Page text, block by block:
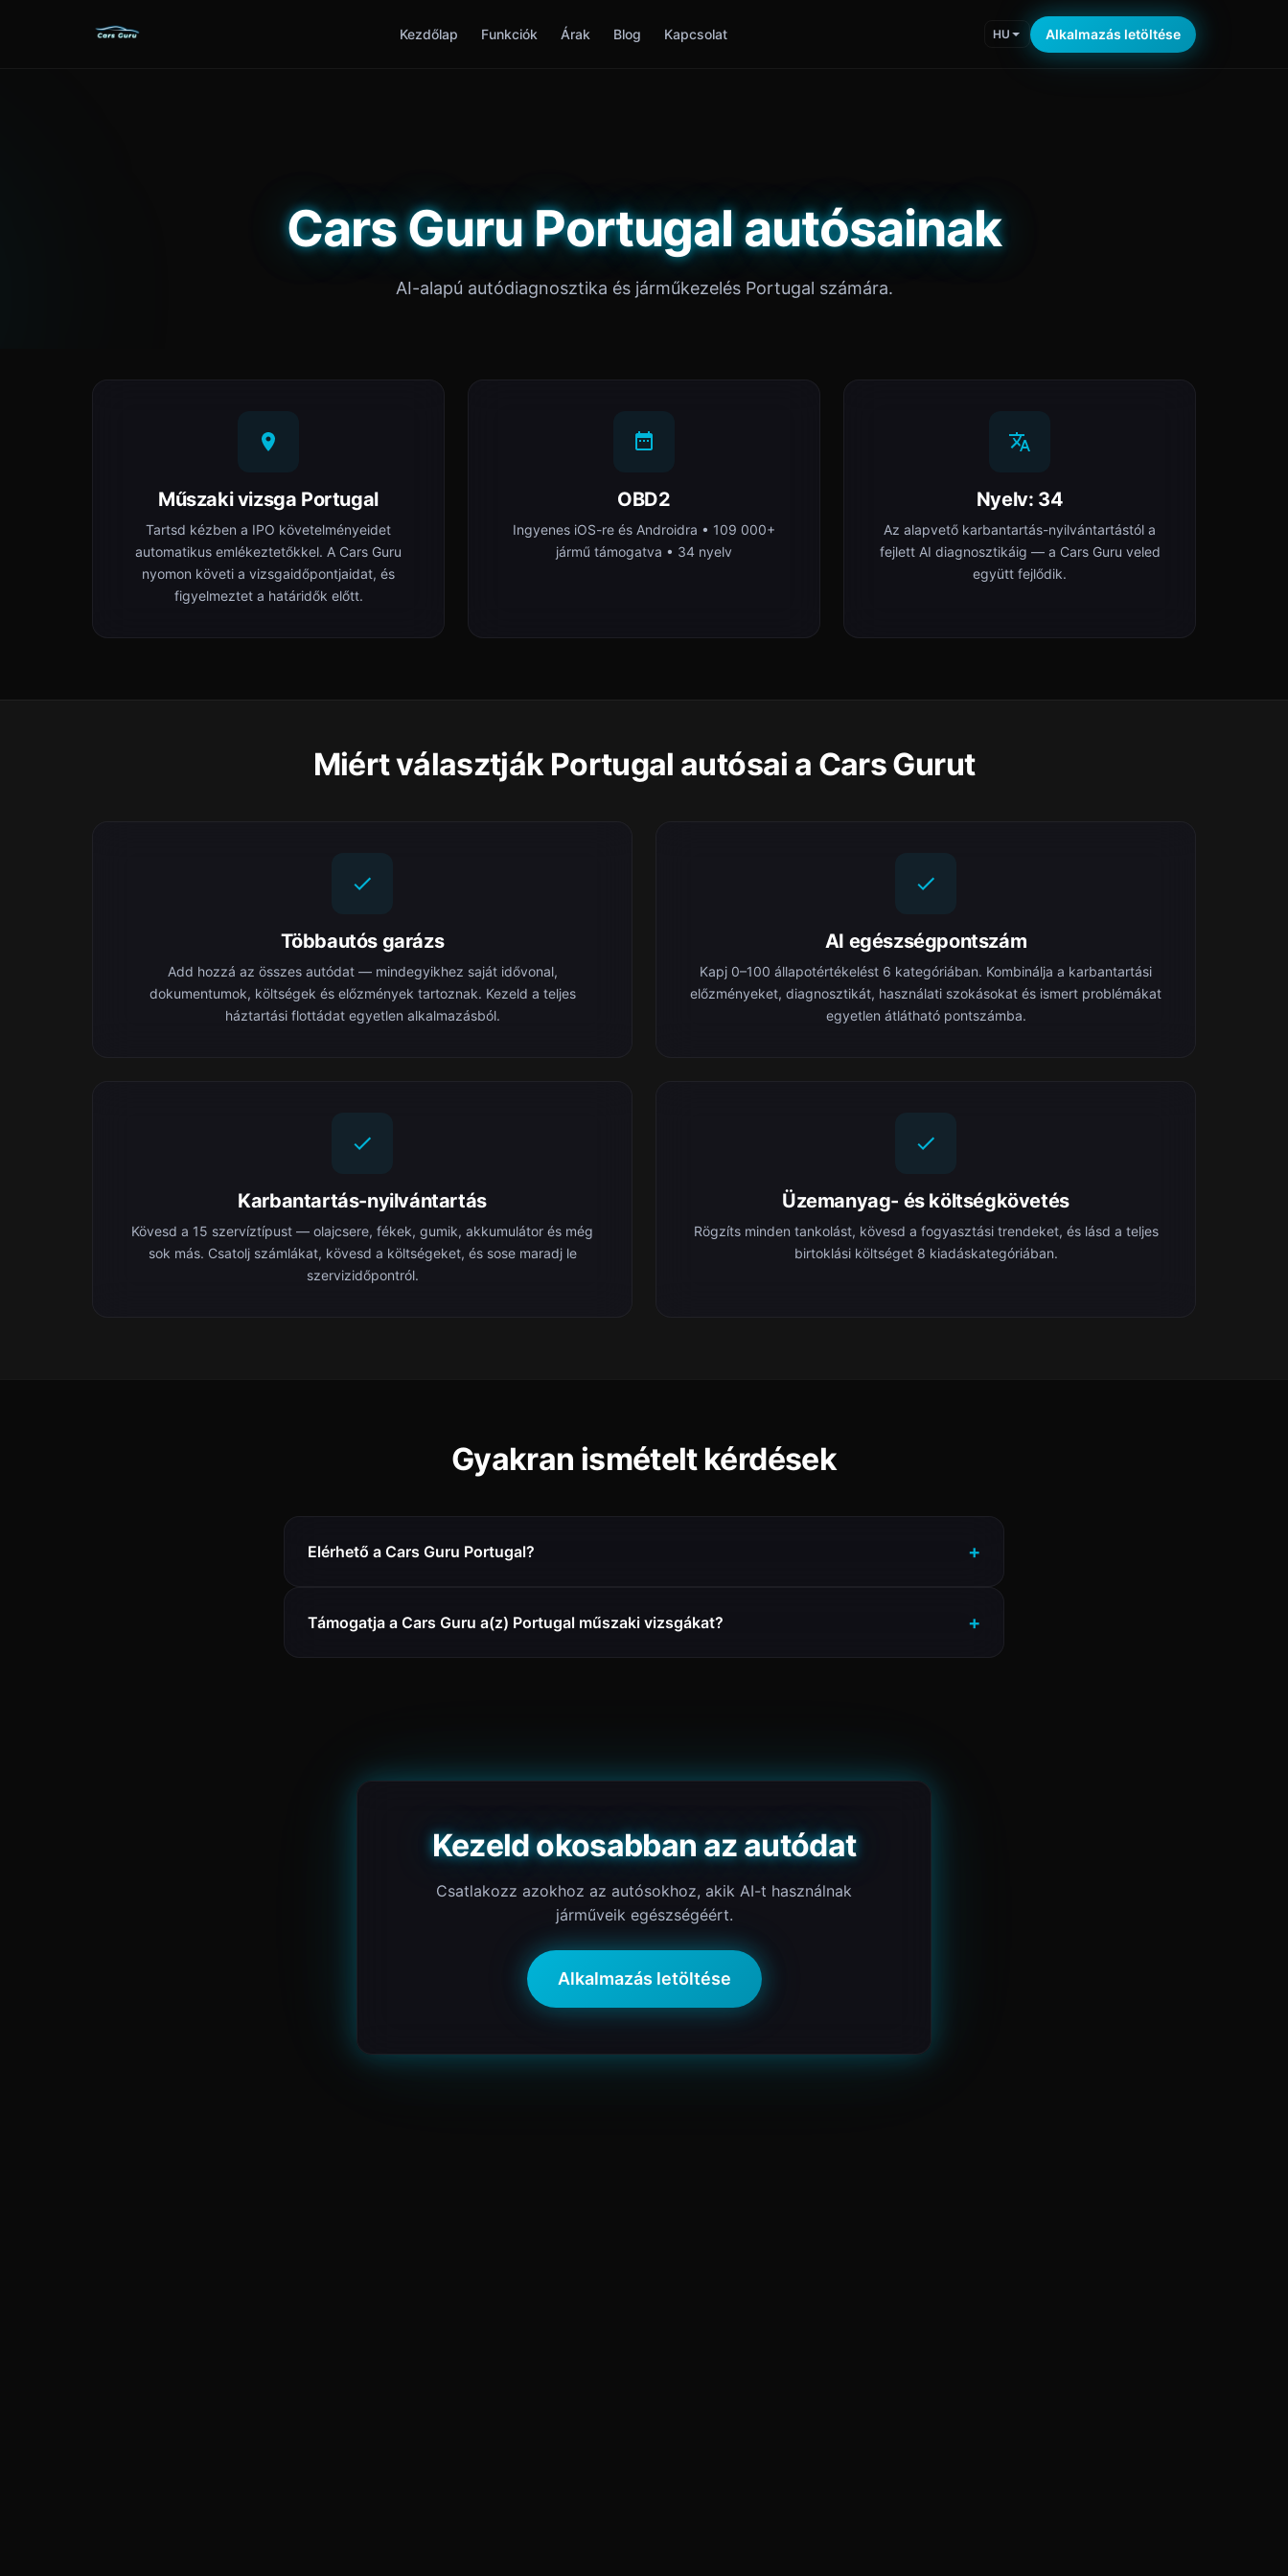
Kezdőlap Funkciók Árak Blog Kapcsolat HU Alkalmazás letöltése
Cars Guru Portugal autósainak
AI-alapú autódiagnosztika és járműkezelés Portugal számára.
Műszaki vizsga Portugal
Tartsd kézben a IPO követelményeidet
automatikus emlékeztetőkkel. A Cars Guru
nyomon követi a vizsgaidőpontjaidat, és
figyelmeztet a határidők előtt.
OBD2
Ingyenes iOS-re és Androidra • 109 000+
jármű támogatva • 34 nyelv
Nyelv: 34
Az alapvető karbantartás-nyilvántartástól a
fejlett AI diagnosztikáig — a Cars Guru veled
együtt fejlődik.
Miért választják Portugal autósai a Cars Gurut
Többautós garázs
Add hozzá az összes autódat — mindegyikhez saját idővonal,
dokumentumok, költségek és előzmények tartoznak. Kezeld a teljes
háztartási flottádat egyetlen alkalmazásból.
AI egészségpontszám
Kapj 0–100 állapotértékelést 6 kategóriában. Kombinálja a karbantartási
előzményeket, diagnosztikát, használati szokásokat és ismert problémákat
egyetlen átlátható pontszámba.
Karbantartás-nyilvántartás
Kövesd a 15 szervíztípust — olajcsere, fékek, gumik, akkumulátor és még
sok más. Csatolj számlákat, kövesd a költségeket, és sose maradj le
szervizidőpontról.
Üzemanyag- és költségkövetés
Rögzíts minden tankolást, kövesd a fogyasztási trendeket, és lásd a teljes
birtoklási költséget 8 kiadáskategóriában.
Gyakran ismételt kérdések
Elérhető a Cars Guru Portugal?
Támogatja a Cars Guru a(z) Portugal műszaki vizsgákat?
Kezeld okosabban az autódat
Csatlakozz azokhoz az autósokhoz, akik AI-t használnak
járműveik egészségéért.
Alkalmazás letöltése